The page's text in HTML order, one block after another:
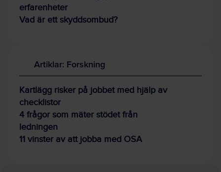
erfarenheter
Vad är ett skyddsombud?
Artiklar: Forskning
Kartlägg risker på jobbet med hjälp av
checklistor
4 frågor som mäter stödet från
ledningen
11 vinster av att jobba med OSA